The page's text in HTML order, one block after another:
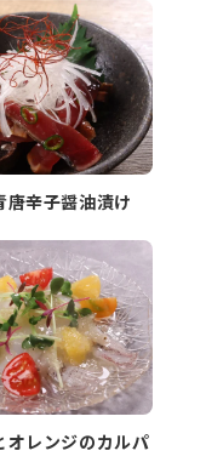
唐辛子醤油漬け
オレンジのカルパ